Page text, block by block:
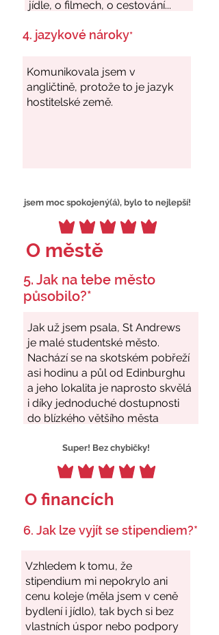
4. jazykové nároky*
jsem moc spokojený(á), bylo to nejlepší!
O městě
5. Jak na tebe město
působilo?*
Super! Bez chybičky!
O financích
6. Jak lze vyjít se stipendiem?*